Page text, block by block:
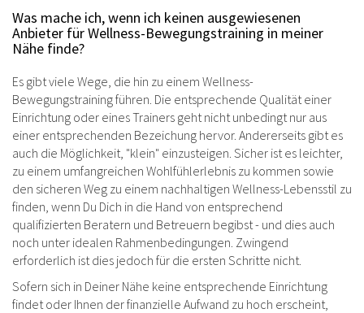
Was mache ich, wenn ich keinen ausgewiesenen
Anbieter für Wellness-Bewegungstraining in meiner
Nähe finde?
Es gibt viele Wege, die hin zu einem Wellness-
Bewegungstraining führen. Die entsprechende Qualität einer
Einrichtung oder eines Trainers geht nicht unbedingt nur aus
einer entsprechenden Bezeichung hervor. Andererseits gibt es
auch die Möglichkeit, "klein" einzusteigen. Sicher ist es leichter,
zu einem umfangreichen Wohlfühlerlebnis zu kommen sowie
den sicheren Weg zu einem nachhaltigen Wellness-Lebensstil zu
finden, wenn Du Dich in die Hand von entsprechend
qualifizierten Beratern und Betreuern begibst - und dies auch
noch unter idealen Rahmenbedingungen. Zwingend
erforderlich ist dies jedoch für die ersten Schritte nicht.
Sofern sich in Deiner Nähe keine entsprechende Einrichtung
findet oder Ihnen der finanzielle Aufwand zu hoch erscheint,